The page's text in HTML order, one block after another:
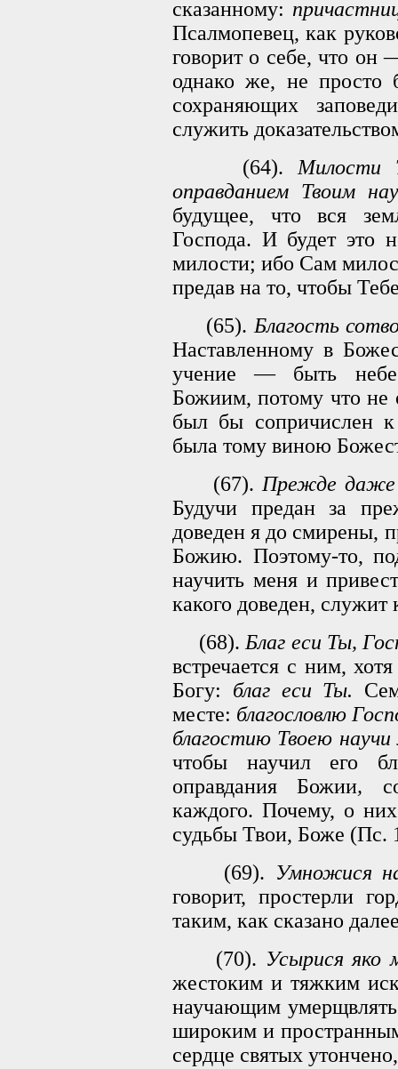
сказанному:
Псалмопевец, как
говорит о себе, что он
однако же, не просто
сохраняющих
служить
(64). Милости
оправданием Твоим
будущее, что вся
Господа. И будет это
милости; ибо Сам
предав на то, чтобы
(65). Благость
Наставленному в
учение — быть
Божиим, потому что не
был бы сопричислен
была тому виною
(67). Прежде даже
Будучи предан за
доведен я до смирены,
Божию. Поэтому-то,
научить меня и
какого доведен,
(68). Благ еси Ты,
встречается с ним,
Богу: благ еси Ты.
месте: благословлю
благостию Твоею
чтобы научил его
оправдания Божии,
каждого. Почему, о
судьбы Твои, Боже (Пс.
(69). Умножися
говорит, простерли
таким, как сказано
(70). Усырися яко
жестоким и тяжким
научающим
широким и
сердце святых